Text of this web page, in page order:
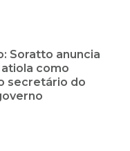
Soratto anuncia
como
secretário do